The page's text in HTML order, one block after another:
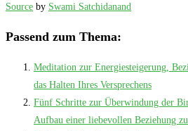
Source by Swami Satchidanand
Passend zum Thema:
Meditation zur Energiesteigerung,
das Halten Ihres Versprechens
Fünf Schritte zur Überwindung der
Aufbau einer liebevollen Beziehung